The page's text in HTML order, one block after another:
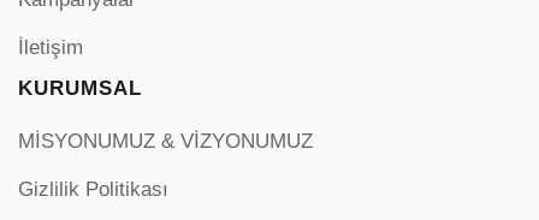
İletişim
KURUMSAL
MİSYONUMUZ & VİZYONUMUZ
Gizlilik Politikası